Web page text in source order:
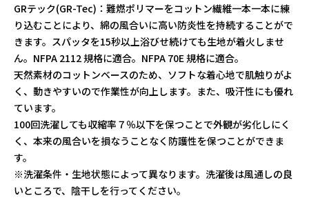
16
17 18 19 20 21
22
23
24 25 26 27 28
29
30
31
2026年9月
月 火 水 木 金
土
6
7 8 9 10 11
12
14 15 16 17 18
19
27
28 29
30
定休日：土日祝
GRテック(GR-Tec)：難燃ポリマーをコットン繊維一本一本に練
り込むことにより、綿の風合いに高い防炎性を持続することがで
きます。スパッタを15秒以上浴びせ続けても生地が着火しませ
ん。NFPA 2112 規格に適合。NFPA 70E 規格に適合。
天然素材のコットンベースのため、ソフトな着心地で肌触りがよ
く、動きやすいので作業性が向上します。また、吸汗性にも優れ
ています。
100回洗濯しても収縮率７％以下を保つことで外観が劣化しにく
く、本来の風合いを損なうことなく防護性を保つことができま
す。
※洗濯条件・生地状態によって異なります。洗濯後は風通しの良
いところで、陰干しを行ってください。